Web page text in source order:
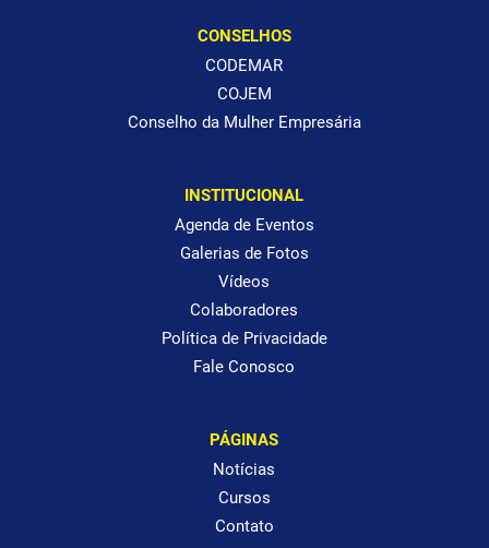
CONSELHOS
CODEMAR
COJEM
Conselho da Mulher Empresária
INSTITUCIONAL
Agenda de Eventos
Galerias de Fotos
Vídeos
Colaboradores
Política de Privacidade
Fale Conosco
PÁGINAS
Notícias
Cursos
Contato